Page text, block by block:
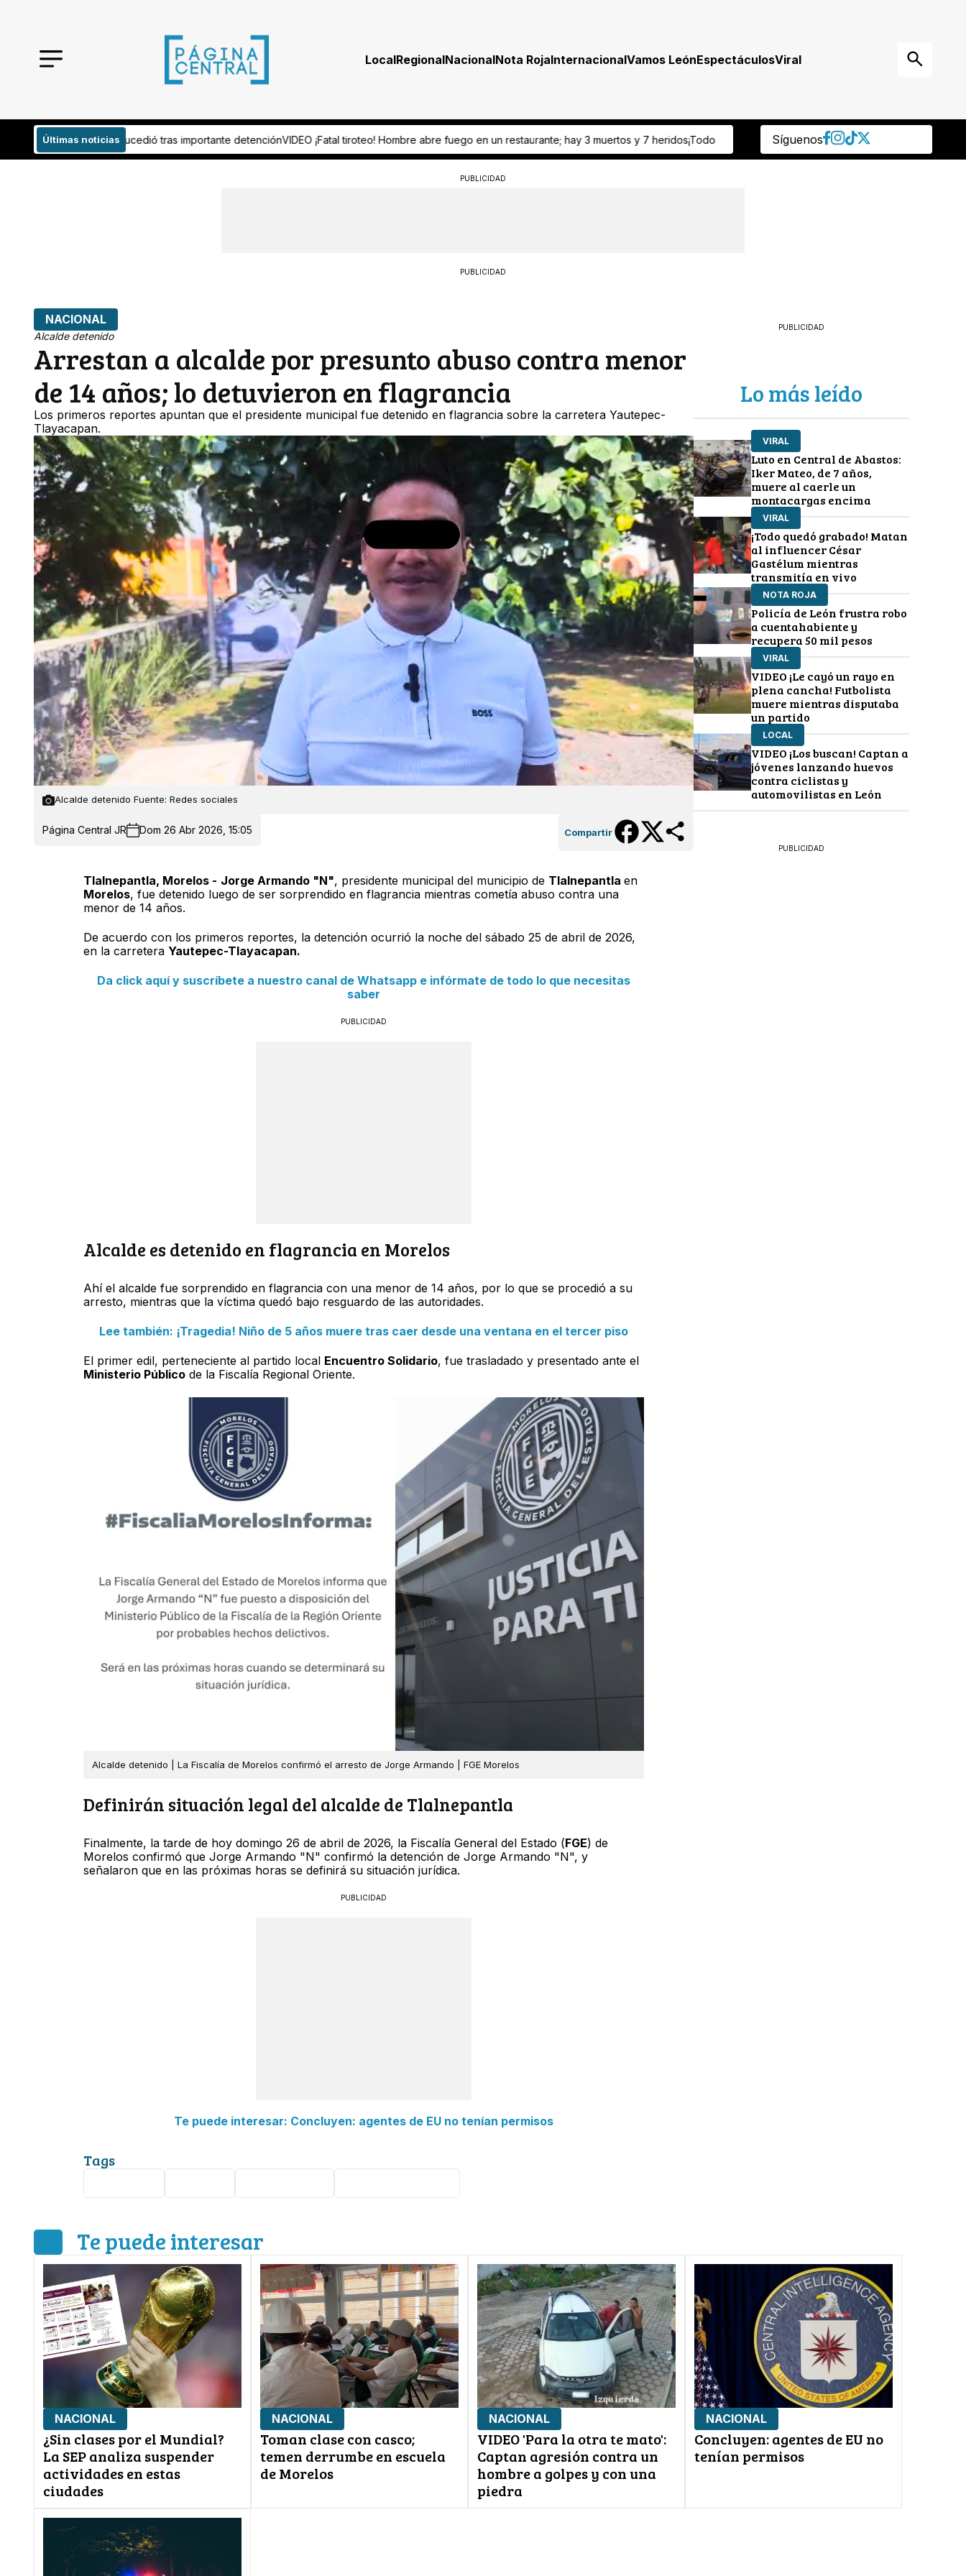
LocalRegionalNacionalNota RojaInternacionalVamos LeónEspectáculosViral
Últimas noticias
tras importante detenciónVIDEO ¡Fatal tiroteo! Hombre abre fuego en un restaurante; hay 3 muertos y 7 heridos¡Todo cerrado! Julio González es nuevo portero del Club León
Síguenos
PUBLICIDAD
PUBLICIDAD
NACIONAL
Alcalde detenido
Arrestan a alcalde por presunto abuso contra menor
de 14 años; lo detuvieron en flagrancia
Los primeros reportes apuntan que el presidente municipal fue detenido en flagrancia sobre la carretera Yautepec-
Tlayacapan.
Alcalde detenido Fuente: Redes sociales
Página Central JR Dom 26 Abr 2026, 15:05 Compartir
Tlalnepantla, Morelos - Jorge Armando "N", presidente municipal del municipio de Tlalnepantla en
Morelos, fue detenido luego de ser sorprendido en flagrancia mientras cometía abuso contra una
menor de 14 años.
De acuerdo con los primeros reportes, la detención ocurrió la noche del sábado 25 de abril de 2026,
en la carretera Yautepec-Tlayacapan.
Da click aquí y suscríbete a nuestro canal de Whatsapp e infórmate de todo lo que necesitas
saber
PUBLICIDAD
Alcalde es detenido en flagrancia en Morelos
Ahí el alcalde fue sorprendido en flagrancia con una menor de 14 años, por lo que se procedió a su
arresto, mientras que la víctima quedó bajo resguardo de las autoridades.
Lee también: ¡Tragedia! Niño de 5 años muere tras caer desde una ventana en el tercer piso
El primer edil, perteneciente al partido local Encuentro Solidario, fue trasladado y presentado ante el
Ministerio Públicode la Fiscalía Regional Oriente.
Alcalde detenido | La Fiscalía de Morelos confirmó el arresto de Jorge Armando | FGE Morelos
Definirán situación legal del alcalde de Tlalnepantla
Finalmente, la tarde de hoy domingo 26 de abril de 2026, la Fiscalía General del Estado (FGE) de
Morelos confirmó que Jorge Armando "N" confirmó la detención de Jorge Armando "N", y
señalaron que en las próximas horas se definirá su situación jurídica.
PUBLICIDAD
Te puede interesar: Concluyen: agentes de EU no tenían permisos
Tags
PUBLICIDAD
Lo más leído
VIRAL
Luto en Central de Abastos:
Iker Mateo, de 7 años,
muere al caerle un
montacargas encima
VIRAL
¡Todo quedó grabado! Matan
al influencer César
Gastélum mientras
transmitía en vivo
NOTA ROJA
Policía de León frustra robo
a cuentahabiente y
recupera 50 mil pesos
VIRAL
VIDEO ¡Le cayó un rayo en
plena cancha! Futbolista
muere mientras disputaba
un partido
LOCAL
VIDEO ¡Los buscan! Captan a
jóvenes lanzando huevos
contra ciclistas y
automovilistas en León
PUBLICIDAD
Te puede interesar
NACIONAL
¿Sin clases por el Mundial?
La SEP analiza suspender
actividades en estas
ciudades
NACIONAL
Toman clase con casco;
temen derrumbe en escuela
de Morelos
NACIONAL
VIDEO 'Para la otra te mato':
Captan agresión contra un
hombre a golpes y con una
piedra
NACIONAL
Concluyen: agentes de EU no
tenían permisos